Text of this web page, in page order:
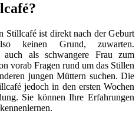
Stillcafé ist direkt nach der Geburt
keinen Grund, zuwarten.
auch als schwangere Frau zum
vorab Fragen rund um das Stillen
jungen Müttern suchen. Die
jedoch in den ersten Wochen
Sie können Ihre Erfahrungen